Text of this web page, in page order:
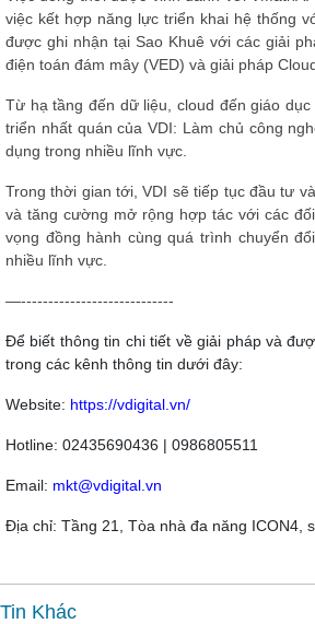
việc kết hợp năng lực triển khai hệ thống
được ghi nhận tại Sao Khuê với các giải
điện toán đám mây (VED) và giải pháp
Từ hạ tầng đến dữ liệu, cloud đến giáo
triển nhất quán của VDI: Làm chủ công
dụng trong nhiều lĩnh vực.
Trong thời gian tới, VDI sẽ tiếp tục đầu tư
và tăng cường mở rộng hợp tác với các
vọng đồng hành cùng quá trình chuyển
nhiều lĩnh vực.
—----------------------------
Để biết thông tin chi tiết về giải pháp và
trong các kênh thông tin dưới đây:
Website: https://vdigital.vn/
Hotline: 02435690436 | 0986805511
Email: mkt@vdigital.vn
Địa chỉ: Tầng 21, Tòa nhà đa năng ICON4,
Tin Khác